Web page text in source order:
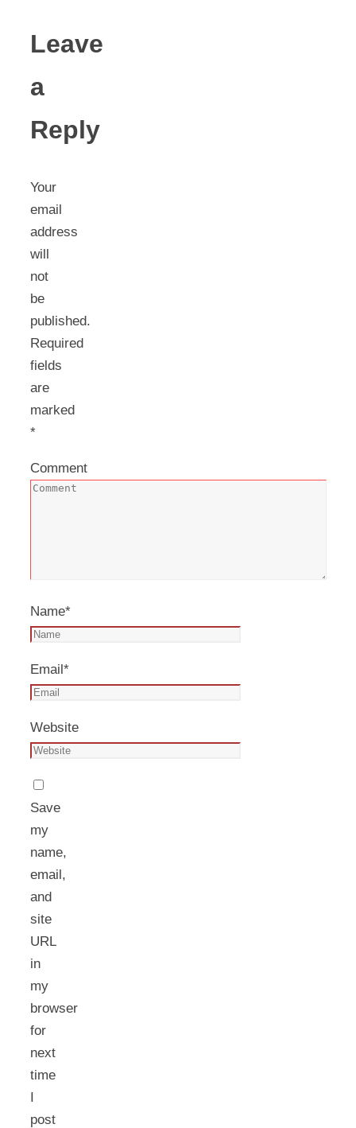
Leave
a
Reply
Your
email
address
will
not
be
published.
Required
fields
are
marked
*
Comment
Name*
Email*
Website
Save
my
name,
email,
and
site
URL
in
my
browser
for
next
time
I
post